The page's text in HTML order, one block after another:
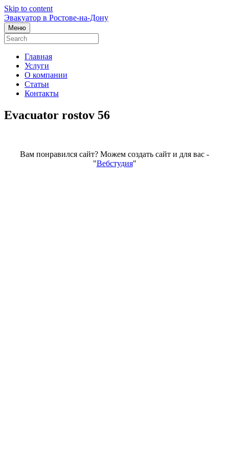
Skip to content
Эвакуатор в Ростове-на-Дону
Меню
Главная
Услуги
О компании
Статьи
Контакты
Evacuator rostov 56
Вам понравился сайт? Можем создать сайт и для вас -
"Вебстудия"